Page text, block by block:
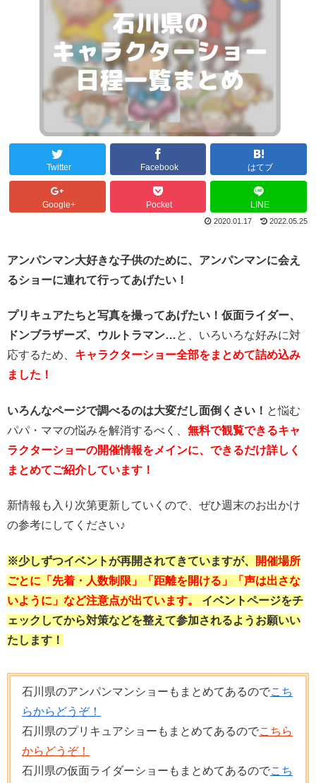
Twitter Facebook はてブ
Google+ Pocket LINE
2020.01.17 2022.05.25
アンパンマン大好きな子供のために、アンパンマンに会え
るショーに連れて行ってあげたい！
プリキュアたちと写真を撮ってあげたい！ 仮面ライダー、
ドンブラザーズ、ウルトラマン…と、いろいろな好みに対
応するため、 キャラクターショー全部をまとめて詰め込み
ました！
いろんなページで調べるのは大変だし面倒くさい！ と悩む
パパ・ママの悩みを解消するべく、 無料で観覧できるキャ
ラクターショーの開催情報をメインに、できるだけ詳しく
まとめてご紹介しています！
新情報も入り次第更新していくので、ぜひ週末のお出かけ
の参考にしてください♪
※少しずつイベントが再開されてきていますが、
開催場所
ごとに「先着・人数制限」「距離を開ける」「声は出さな
いように」など注意点が出ています。 イベントページをチ
ェックしてから対策などを整えて参加されるようお願いい
たします！
石川県のアンパンマンショーもまとめてあるのでこち
らからどうぞ！
石川県のプリキュアショーもまとめてあるのでこちら
からどうぞ！
石川県の仮面ライダーショーもまとめてあるのでこち